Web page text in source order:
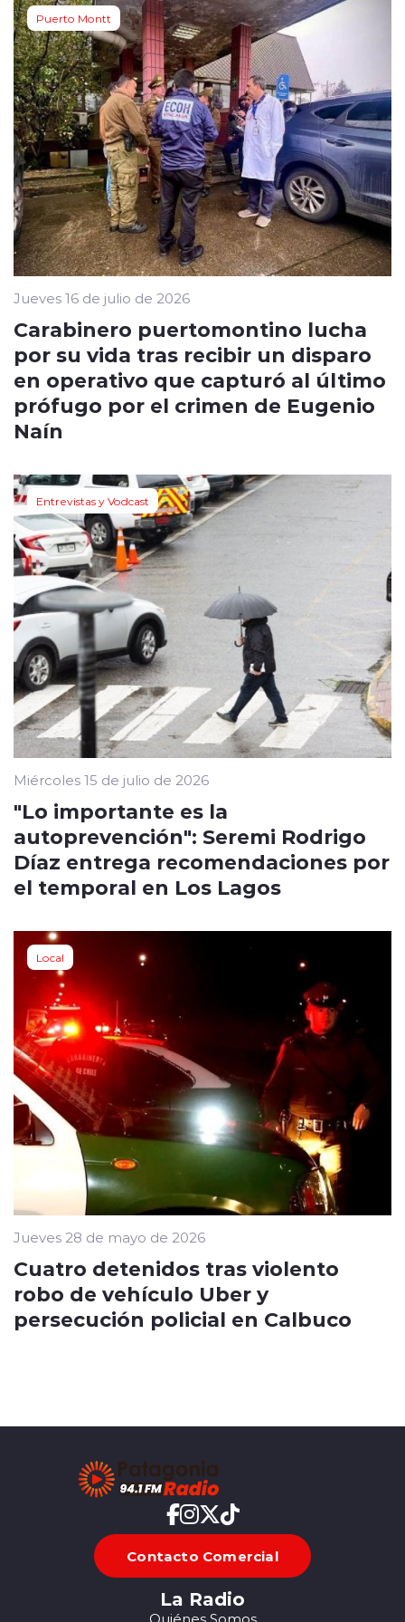
Puerto Montt
Jueves 16 de julio de 2026
Carabinero puertomontino lucha
por su vida tras recibir un disparo
en operativo que capturó al último
prófugo por el crimen de Eugenio
Naín
Entrevistas y Vodcast
Miércoles 15 de julio de 2026
"Lo importante es la
autoprevención": Seremi Rodrigo
Díaz entrega recomendaciones por
el temporal en Los Lagos
Local
Jueves 28 de mayo de 2026
Cuatro detenidos tras violento
robo de vehículo Uber y
persecución policial en Calbuco
Contacto Comercial
La Radio
Quiénes Somos